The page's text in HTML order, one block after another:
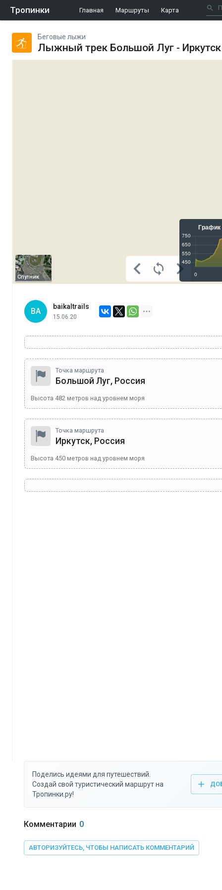
Тропинки Главная Маршруты Карта
Беговые лыжи
Лыжный трек Большой Луг - Иркутск
Спутник
BA
baikaltrails
15.06.20
Точка маршрута
Большой Луг, Россия
Высота 482 метров над уровнем моря
Точка маршрута
Иркутск, Россия
Высота 450 метров над уровнем моря
Поделись идеями для путешествий.
Создай свой туристический маршрут на
Тропинки.ру!
Комментарии 0
АВТОРИЗУЙТЕСЬ, ЧТОБЫ НАПИСАТЬ КОММЕНТАРИЙ